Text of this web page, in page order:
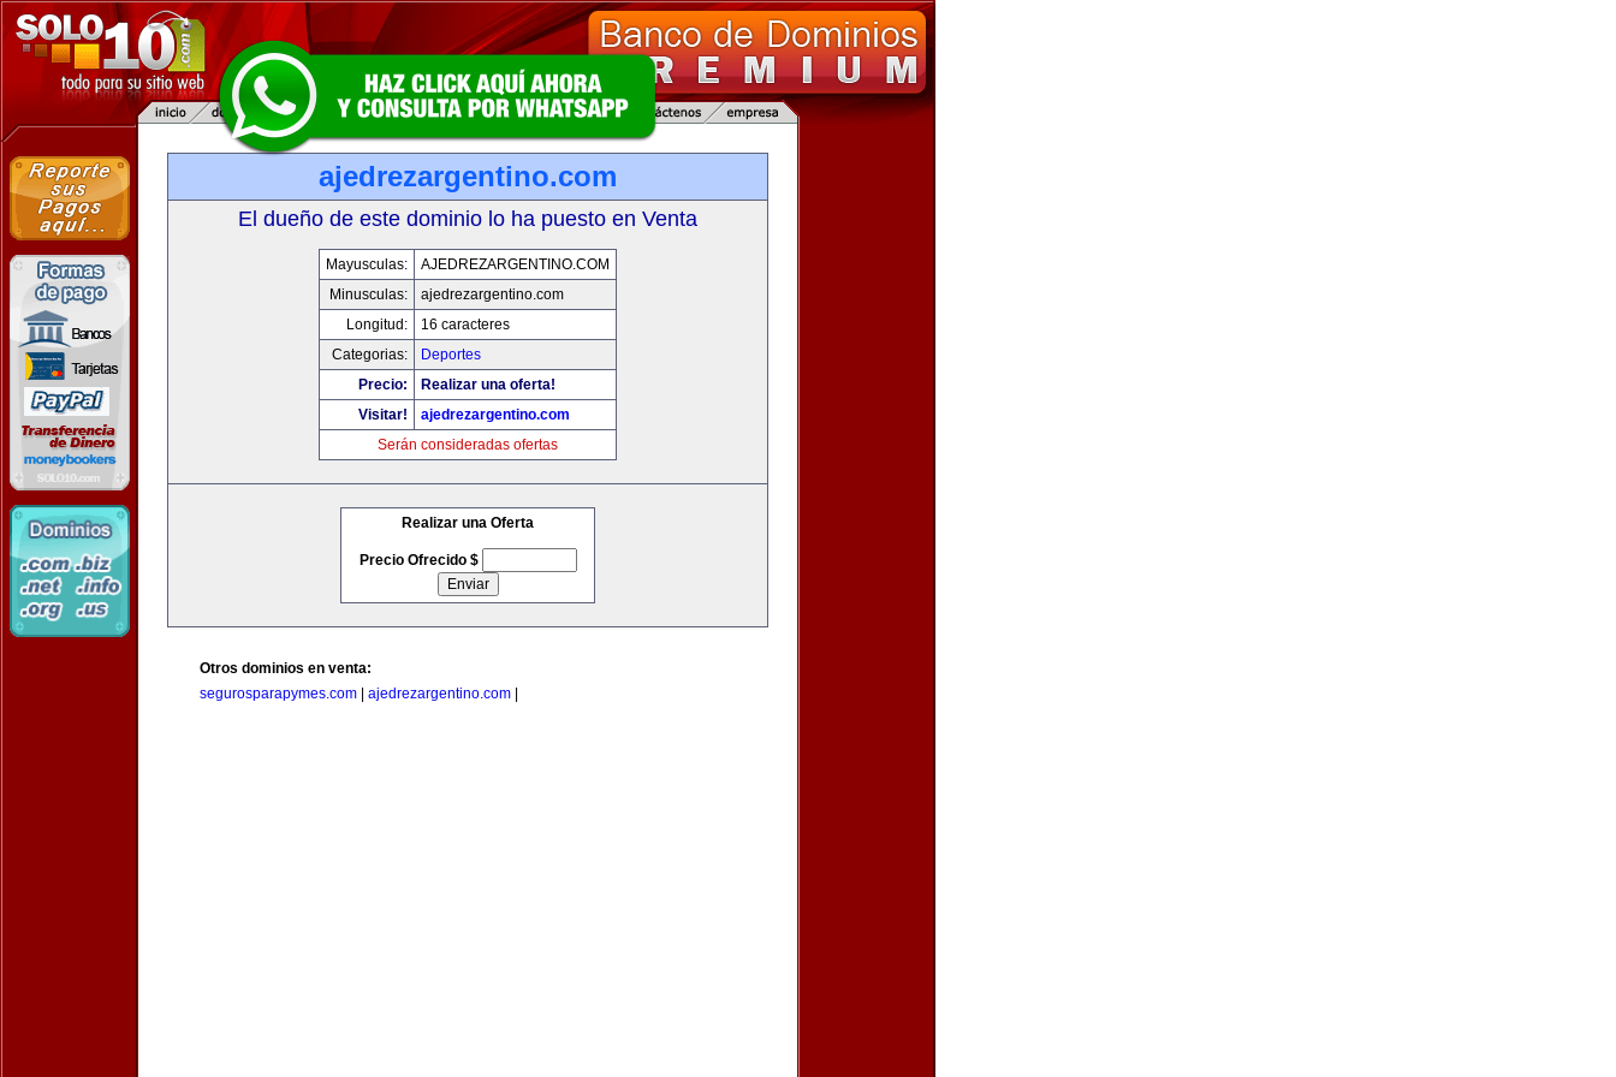
ajedrezargentino.com
El dueño de este dominio lo ha puesto en Venta
Mayusculas:
AJEDREZARGENTINO.COM
Minusculas:
ajedrezargentino.com
Longitud:
16 caracteres
Categorias:
Deportes
Precio:
Realizar una oferta!
Visitar!
ajedrezargentino.com
Serán consideradas ofertas
Realizar una Oferta
Precio Ofrecido $
Otros dominios en venta:
segurosparapymes.com
ajedrezargentino.com